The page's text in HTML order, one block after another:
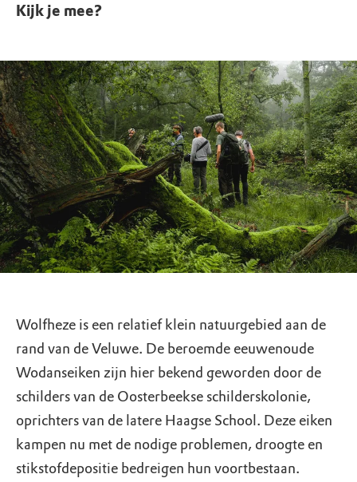
Kijk je mee?
Wolfheze is een relatief klein natuurgebied aan de
rand van de Veluwe. De beroemde eeuwenoude
Wodanseiken zijn hier bekend geworden door de
schilders van de Oosterbeekse schilderskolonie,
oprichters van de latere Haagse School. Deze eiken
kampen nu met de nodige problemen, droogte en
stikstofdepositie bedreigen hun voortbestaan.